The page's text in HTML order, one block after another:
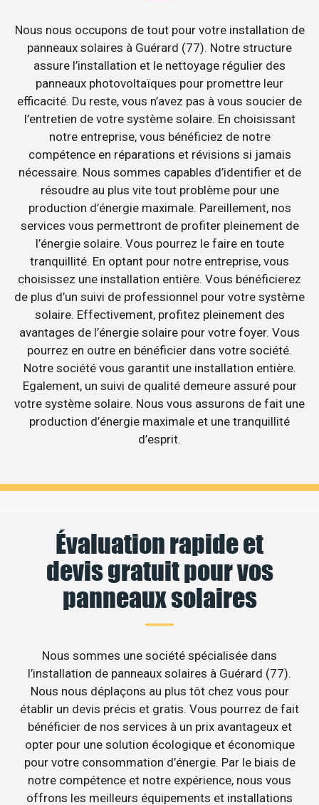
Nous nous occupons de tout pour votre installation de
panneaux solaires à Guérard (77). Notre structure
assure l’installation et le nettoyage régulier des
panneaux photovoltaïques pour promettre leur
efficacité. Du reste, vous n’avez pas à vous soucier de
l’entretien de votre système solaire. En choisissant
notre entreprise, vous bénéficiez de notre
compétence en réparations et révisions si jamais
nécessaire. Nous sommes capables d’identifier et de
résoudre au plus vite tout problème pour une
production d’énergie maximale. Pareillement, nos
services vous permettront de profiter pleinement de
l’énergie solaire. Vous pourrez le faire en toute
tranquillité. En optant pour notre entreprise, vous
choisissez une installation entière. Vous bénéficierez
de plus d’un suivi de professionnel pour votre système
solaire. Effectivement, profitez pleinement des
avantages de l’énergie solaire pour votre foyer. Vous
pourrez en outre en bénéficier dans votre société.
Notre société vous garantit une installation entière.
Egalement, un suivi de qualité demeure assuré pour
votre système solaire. Nous vous assurons de fait une
production d’énergie maximale et une tranquillité
d’esprit.
Évaluation rapide et
devis gratuit pour vos
panneaux solaires
Nous sommes une société spécialisée dans
l’installation de panneaux solaires à Guérard (77).
Nous nous déplaçons au plus tôt chez vous pour
établir un devis précis et gratis. Vous pourrez de fait
bénéficier de nos services à un prix avantageux et
opter pour une solution écologique et économique
pour votre consommation d’énergie. Par le biais de
notre compétence et notre expérience, nous vous
offrons les meilleurs équipements et installations